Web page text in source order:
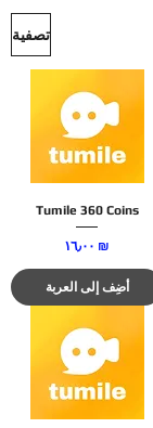
تصفية
Tumile 360 Coins
السعر ‏١٦٫٠٠ ₪
أضِف إلى العربة